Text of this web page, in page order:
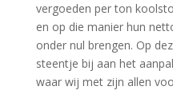
vergoeden per ton
en op die manier hun
onder nul brengen. Op
steentje bij aan het
waar wij met zijn allen